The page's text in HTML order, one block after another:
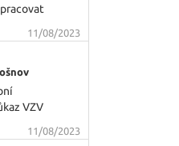
11/08/2023
VZV
●
35.000
11/08/2023